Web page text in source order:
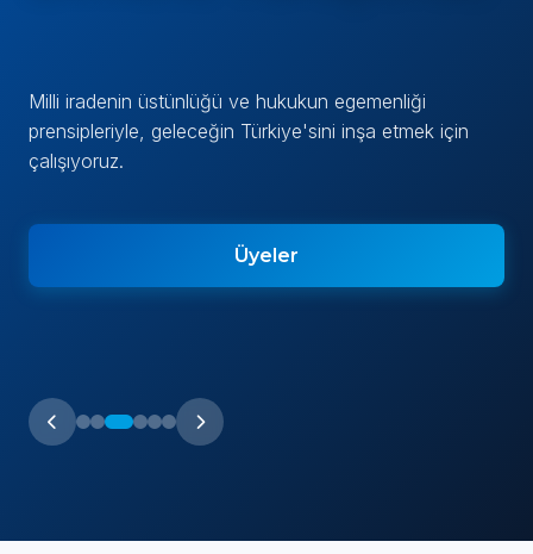
Milli iradenin üstünlüğü ve hukukun egemenliği
prensipleriyle, geleceğin Türkiye'sini inşa etmek için
çalışıyoruz.
Üyeler